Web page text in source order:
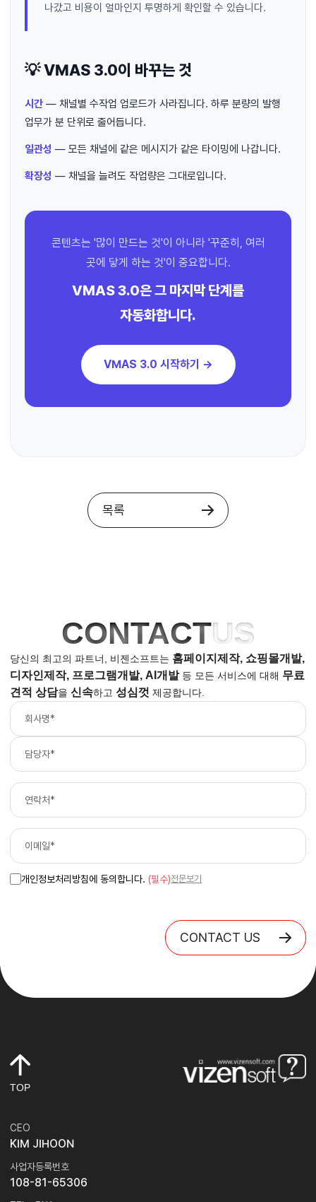
나갔고 비용이 얼마인지 투명하게 확인할 수 있습니다.
💡 VMAS 3.0이 바꾸는 것
시간 — 채널별 수작업 업로드가 사라집니다. 하루 분량의 발행
업무가 분 단위로 줄어듭니다.
일관성 — 모든 채널에 같은 메시지가 같은 타이밍에 나갑니다.
확장성 — 채널을 늘려도 작업량은 그대로입니다.
콘텐츠는 '많이 만드는 것'이 아니라 '꾸준히, 여러
곳에 닿게 하는 것'이 중요합니다.
VMAS 3.0은 그 마지막 단계를
자동화합니다.
VMAS 3.0 시작하기 →
목록
CONTACTUS
당신의 최고의 파트너, 비젠소프트는 홈페이지제작, 쇼핑몰개발,
디자인제작, 프로그램개발, AI개발등 모든 서비스에 대해 무료
견적 상담을 신속하고 성심껏 제공합니다.
개인정보처리방침에 동의합니다. (필수)전문보기
CONTACT US
TOP
CEO
KIM JIHOON
사업자등록번호
108-81-65306